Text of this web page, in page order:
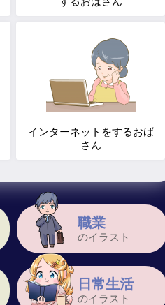
職業
のイラスト
日常生活
のイラスト
インターネットをするおば
さん